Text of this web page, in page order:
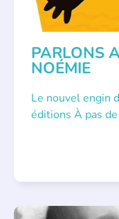
PARLONS
NOÉMIE
Le nouvel engin
éditions À pas